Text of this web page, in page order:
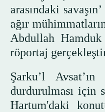
arasındaki
ağır
Abdullah
röportaj
Şarku’l
durdurulması için
Hartum'daki